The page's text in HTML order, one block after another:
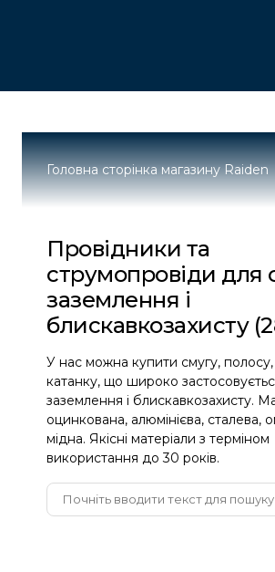
Головна сторінка магазину Raiden
Провідники та
струмопровіди для
заземлення і
блискавкозахисту
У нас можна купити смугу, полосу,
катанку, що широко
заземлення і блискавкозахисту.
оцинкована, алюмінієва, сталева,
мідна. Якісні матеріали з терміном
використання до 30 років.